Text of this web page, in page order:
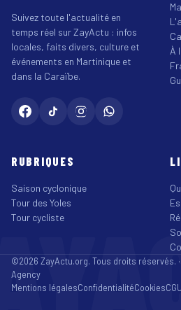
Suivez toute l'actualité en
temps réel sur ZayActu : infos
locales, faits divers, culture et
événements en Martinique et
dans la Caraïbe.
À
RUBRIQUES
Saison cyclonique
Tour des Yoles
Tour cycliste
©2026 ZayActu.org. Tous droits réservés.
Agency
Mentions légalesConfidentialitéCookiesCGU